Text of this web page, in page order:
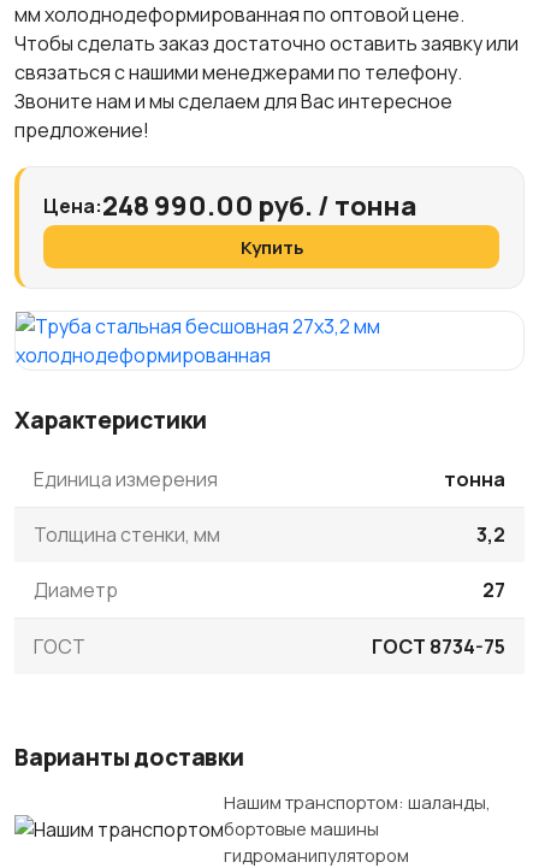
мм холоднодеформированная по оптовой цене.
Чтобы сделать заказ достаточно оставить заявку или
связаться с нашими менеджерами по телефону.
Звоните нам и мы сделаем для Вас интересное
предложение!
Цена:248 990.00 руб. / тонна
Купить
Характеристики
Единица измерения тонна
Толщина стенки, мм 3,2
Диаметр 27
ГОСТ ГОСТ 8734-75
Варианты доставки
Нашим транспортом: шаланды,
бортовые машины
гидроманипулятором